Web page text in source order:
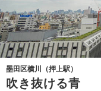
墨田区横川（押上駅）
吹き抜ける青